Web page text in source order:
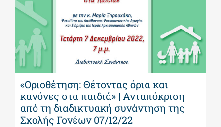
«Οριοθέτηση: Θέτοντας όρια και
κανόνες στα παιδιά» | Ανταπόκριση
από τη διαδικτυακή συνάντηση της
Σχολής Γονέων 07/12/22